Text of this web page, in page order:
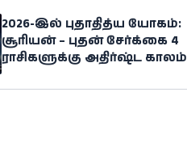
2026-இல் புதாதித்ய யோகம்:
சூரியன் – புதன் சேர்க்கை 4
ராசிகளுக்கு அதிர்ஷ்ட காலம்